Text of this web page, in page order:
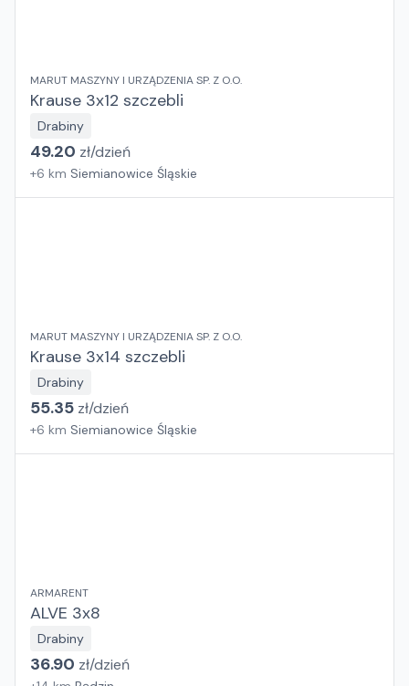
MARUT MASZYNY I URZĄDZENIA SP. Z O.O.
Krause 3x12 szczebli
Drabiny
49.20 zł/dzień
+6 km Siemianowice Śląskie
MARUT MASZYNY I URZĄDZENIA SP. Z O.O.
Krause 3x14 szczebli
Drabiny
55.35 zł/dzień
+6 km Siemianowice Śląskie
ARMARENT
ALVE 3x8
Drabiny
36.90 zł/dzień